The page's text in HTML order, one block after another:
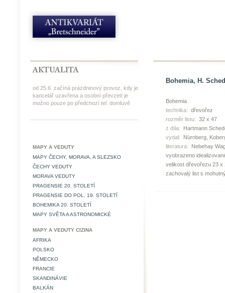
od 25.6. začíná prázdninový provoz, kdy je
kancelář uzavřena a osobní převzetí je
možno pouze po předchozí tel. domluvě
MAPY A VEDUTY
MAPY ČECHY, MORAVA, A SLEZSKO
ČECHY VEDUTY
MORAVA VEDUTY
PRAGENSIE 20. STOLETÍ
PRAGENSIE DO POL. 19. STOLETÍ
BOHEMIKA 20. STOLETÍ
MAPY SVĚTA A ASTRONOMICKÉ
MAPY A VEDUTY CIZINA
AFRIKA
POLSKO
NĚMECKO
FRANCIE
SKANDINÁVIE
BALKÁN
Bohemia, H.
Bohemia
technika: dřevořez
rozměr listu: 32 x 47
z díla:
Hartmann
vydal:
Nürnberg,
literatura:
Nebehay
vyobrazeno
velikost dřevořezu 23 x
zachovalý list s